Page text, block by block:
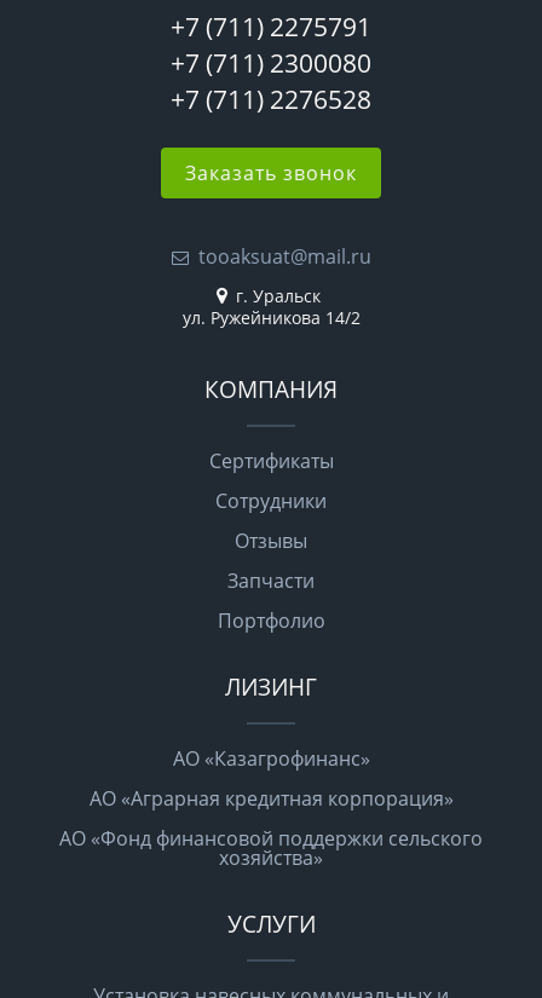
+7 (711) 2275791
+7 (711) 2300080
+7 (711) 2276528
Заказать звонок
tooaksuat@mail.ru
г. Уральск
ул. Ружейникова 14/2
КОМПАНИЯ
Сертификаты
Сотрудники
Отзывы
Запчасти
Портфолио
ЛИЗИНГ
АО «Казагрофинанс»
АО «Аграрная кредитная корпорация»
АО «Фонд финансовой поддержки сельского
хозяйства»
УСЛУГИ